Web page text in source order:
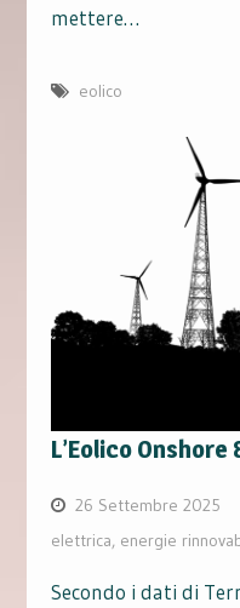
mettere…
eolico
L’Eolico Onshore
26 Settembre 2025
elettrica, energie
Secondo i dati di